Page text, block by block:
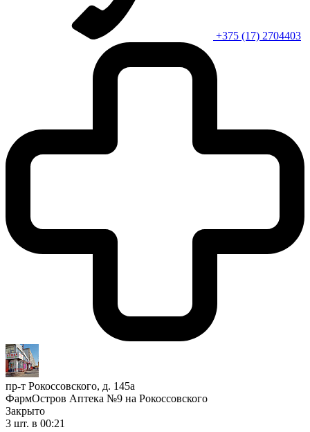
+375 (17) 2704403
пр-т Рокоссовского, д. 145а
ФармОстров Аптека №9 на Рокоссовского
Закрыто
3 шт. в 00:21